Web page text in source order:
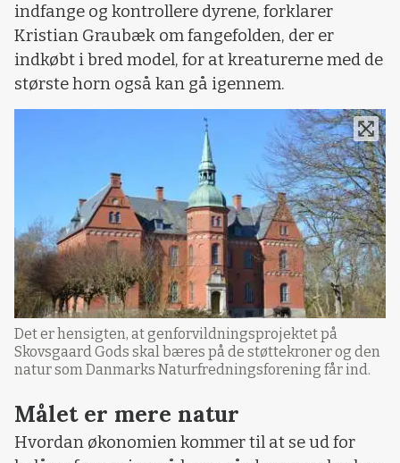
indfange og kontrollere dyrene, forklarer
Kristian Graubæk om fangefolden, der er
indkøbt i bred model, for at kreaturerne med de
største horn også kan gå igennem.
Det er hensigten, at genforvildningsprojektet på
Skovsgaard Gods skal bæres på de støttekroner og den
natur som Danmarks Naturfredningsforening får ind.
Målet er mere natur
Hvordan økonomien kommer til at se ud for